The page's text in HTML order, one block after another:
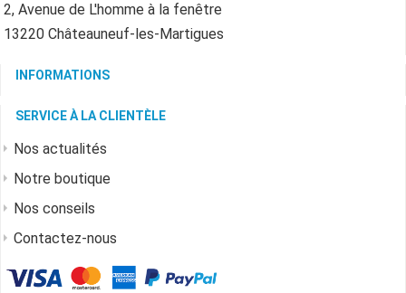
2, Avenue de L'homme à la fenêtre
13220 Châteauneuf-les-Martigues
INFORMATIONS
SERVICE À LA CLIENTÈLE
Nos actualités
Notre boutique
Nos conseils
Contactez-nous